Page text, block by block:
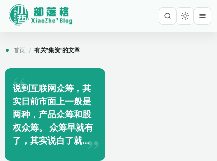
首页 / 有关"集资"的文章
说到互联网众筹，其
实目前市面上一般是
两种，产品众筹和股
权众筹。 众筹早就有
了，其实说白了就是